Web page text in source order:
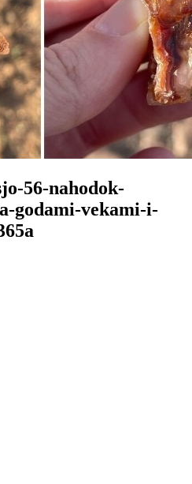
56-nahodok-
godami-vekami-i-